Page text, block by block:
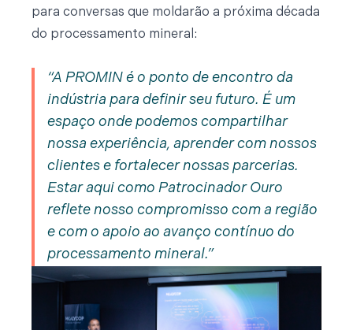
para conversas que moldarão a próxima década
do processamento mineral:
A PROMIN é o ponto de encontro da
indústria para definir seu futuro. É um
espaço onde podemos compartilhar
nossa experiência, aprender com nossos
clientes e fortalecer nossas parcerias.
Estar aqui como Patrocinador Ouro
reflete nosso compromisso com a região
e com o apoio ao avanço contínuo do
processamento mineral.